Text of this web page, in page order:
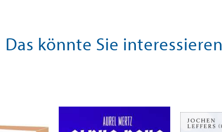
Das könnte Sie interessieren